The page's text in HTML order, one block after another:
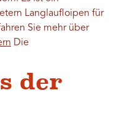
Langlaufloipen für
Sie mehr über
Die
der